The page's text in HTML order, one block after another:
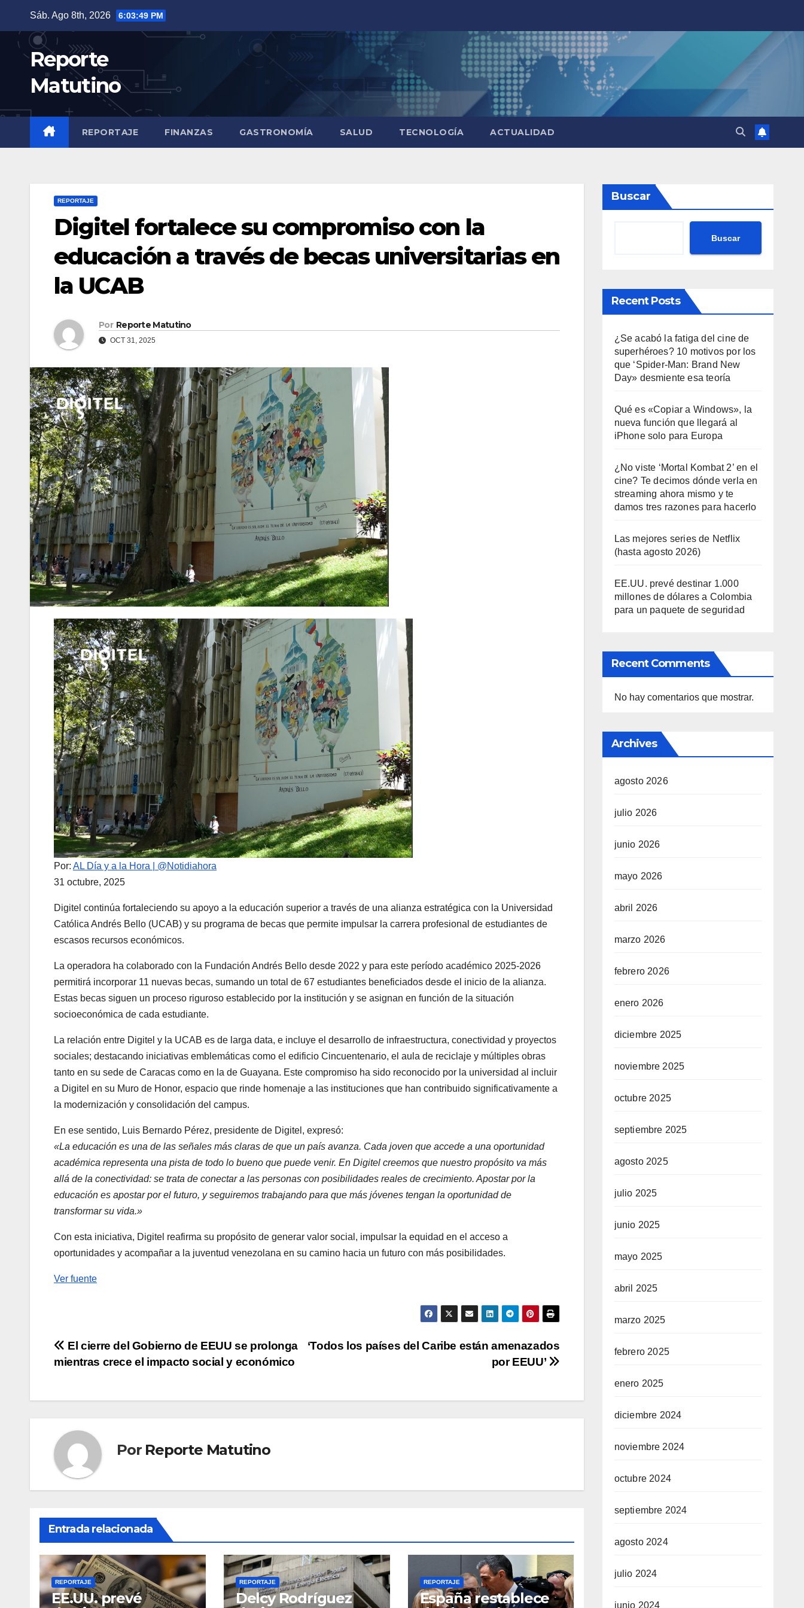
contenido
Sáb. Ago 8th, 2026 6:03:50 PM
Reporte
Matutino
REPORTAJE FINANZAS GASTRONOMÍA SALUD TECNOLOGÍA ACTUALIDAD
REPORTAJE
Digitel fortalece su compromiso con la
educación a través de becas universitarias en
la UCAB
Por Reporte Matutino
OCT 31, 2025
Por: AL Día y a la Hora | @Notidiahora
31 octubre, 2025
Digitel continúa fortaleciendo su apoyo a la educación superior a través de una alianza estratégica con la Universidad
Católica Andrés Bello (UCAB) y su programa de becas que permite impulsar la carrera profesional de estudiantes de
escasos recursos económicos.
La operadora ha colaborado con la Fundación Andrés Bello desde 2022 y para este período académico 2025-2026
permitirá incorporar 11 nuevas becas, sumando un total de 67 estudiantes beneficiados desde el inicio de la alianza.
Estas becas siguen un proceso riguroso establecido por la institución y se asignan en función de la situación
socioeconómica de cada estudiante.
La relación entre Digitel y la UCAB es de larga data, e incluye el desarrollo de infraestructura, conectividad y proyectos
sociales; destacando iniciativas emblemáticas como el edificio Cincuentenario, el aula de reciclaje y múltiples obras
tanto en su sede de Caracas como en la de Guayana. Este compromiso ha sido reconocido por la universidad al incluir
a Digitel en su Muro de Honor, espacio que rinde homenaje a las instituciones que han contribuido significativamente a
la modernización y consolidación del campus.
En ese sentido, Luis Bernardo Pérez, presidente de Digitel, expresó:
«La educación es una de las señales más claras de que un país avanza. Cada joven que accede a una oportunidad
académica representa una pista de todo lo bueno que puede venir. En Digitel creemos que nuestro propósito va más
allá de la conectividad: se trata de conectar a las personas con posibilidades reales de crecimiento. Apostar por la
educación es apostar por el futuro, y seguiremos trabajando para que más jóvenes tengan la oportunidad de
transformar su vida.»
Con esta iniciativa, Digitel reafirma su propósito de generar valor social, impulsar la equidad en el acceso a
oportunidades y acompañar a la juventud venezolana en su camino hacia un futuro con más posibilidades.
Ver fuente
Navegación
entradas
‘Todos los países del Caribe están amenazados
por EEUU’
El cierre del Gobierno de EEUU se prolonga
mientras crece el impacto social y económico
Por Reporte Matutino
Entrada relacionada
REPORTAJE
EE.UU. prevé
REPORTAJE
Delcy Rodríguez
REPORTAJE
España restablece
Buscar
Buscar
Recent Posts
¿Se acabó la fatiga del cine de
superhéroes? 10 motivos por los
que ‘Spider-Man: Brand New
Day» desmiente esa teoría
Qué es «Copiar a Windows», la
nueva función que llegará al
iPhone solo para Europa
¿No viste ‘Mortal Kombat 2’ en el
cine? Te decimos dónde verla en
streaming ahora mismo y te
damos tres razones para hacerlo
Las mejores series de Netflix
(hasta agosto 2026)
EE.UU. prevé destinar 1.000
millones de dólares a Colombia
para un paquete de seguridad
Recent Comments
No hay comentarios que mostrar.
Archives
agosto 2026
julio 2026
junio 2026
mayo 2026
abril 2026
marzo 2026
febrero 2026
enero 2026
diciembre 2025
noviembre 2025
octubre 2025
septiembre 2025
agosto 2025
julio 2025
junio 2025
mayo 2025
abril 2025
marzo 2025
febrero 2025
enero 2025
diciembre 2024
noviembre 2024
octubre 2024
septiembre 2024
agosto 2024
julio 2024
junio 2024